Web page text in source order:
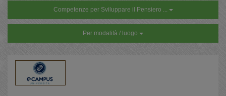
Competenze per Sviluppare il Pensiero ...
Per modalità / luogo